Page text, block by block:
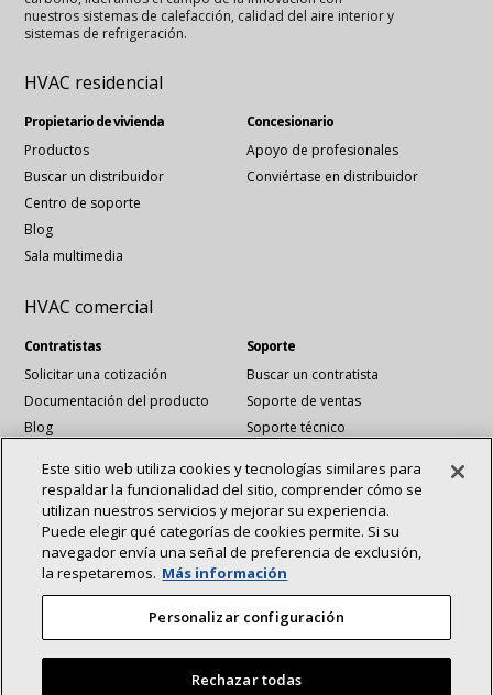
nuestros sistemas de calefacción, calidad del aire interior y
sistemas de refrigeración.
HVAC residencial
Propietario de vivienda
Productos
Buscar un distribuidor
Centro de soporte
Blog
Sala multimedia
Concesionario
Apoyo de profesionales
Conviértase en distribuidor
HVAC comercial
Contratistas
Solicitar una cotización
Documentación del producto
Blog
Soporte
Buscar un contratista
Soporte de ventas
Soporte técnico
Servicios de cuentas nacionales
Acerca de
Sostenibilidad
Inversionistas
Empleos
Conéctese con nosotros:
vinculadoen
YouTube
Este sitio web utiliza cookies y tecnologías similares para
respaldar la funcionalidad del sitio, comprender cómo se
utilizan nuestros servicios y mejorar su experiencia.
Puede elegir qué categorías de cookies permite. Si su
navegador envía una señal de preferencia de exclusión,
la respetaremos. Más información
Personalizar configuración
Rechazar todas